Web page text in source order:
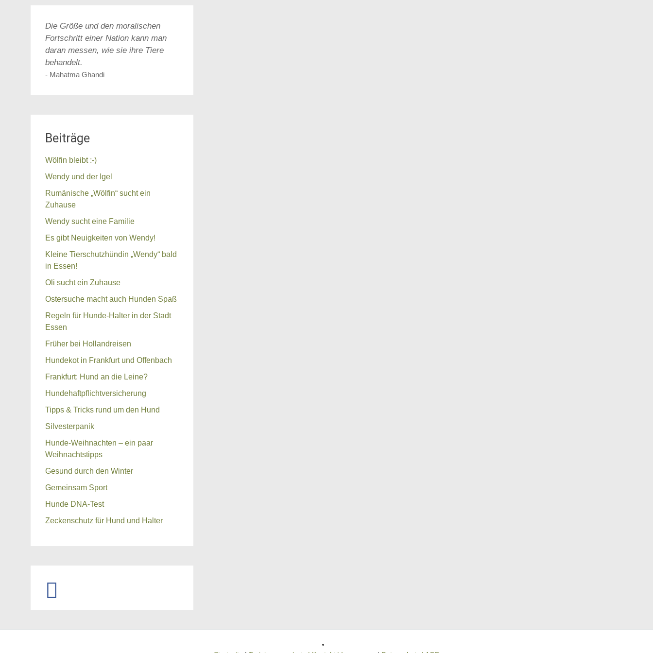
Die Größe und den moralischen
Fortschritt einer Nation kann man
daran messen, wie sie ihre Tiere
behandelt.
- Mahatma Ghandi
Beiträge
Wölfin bleibt :-)
Wendy und der Igel
Rumänische „Wölfin“ sucht ein
Zuhause
Wendy sucht eine Familie
Es gibt Neuigkeiten von Wendy!
Kleine Tierschutzhündin „Wendy“ bald
in Essen!
Oli sucht ein Zuhause
Ostersuche macht auch Hunden Spaß
Regeln für Hunde-Halter in der Stadt
Essen
Früher bei Hollandreisen
Hundekot in Frankfurt und Offenbach
Frankfurt: Hund an die Leine?
Hundehaftpflichtversicherung
Tipps & Tricks rund um den Hund
Silvesterpanik
Hunde-Weihnachten – ein paar
Weihnachtstipps
Gesund durch den Winter
Gemeinsam Sport
Hunde DNA-Test
Zeckenschutz für Hund und Halter